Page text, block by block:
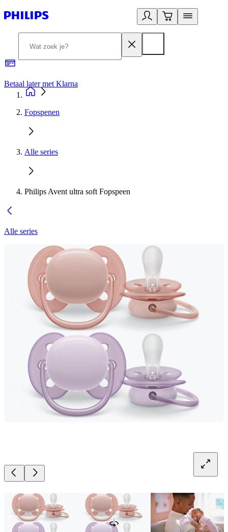
Betaal later met Klarna
Fopspenen
Alle series
Philips Avent ultra soft Fopspeen
Alle series